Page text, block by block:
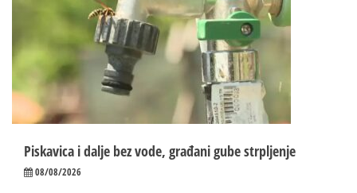
Piskavica i dalje bez vode, građani gube strpljenje
08/08/2026